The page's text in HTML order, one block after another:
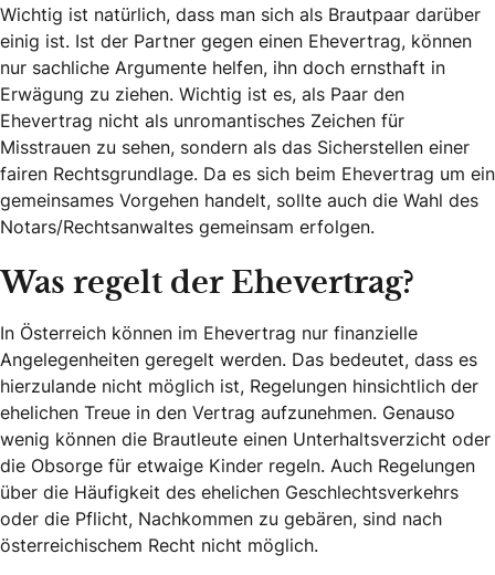
Wichtig ist natürlich, dass man sich als Brautpaar darüber
einig ist. Ist der Partner gegen einen Ehevertrag, können
nur sachliche Argumente helfen, ihn doch ernsthaft in
Erwägung zu ziehen. Wichtig ist es, als Paar den
Ehevertrag nicht als unromantisches Zeichen für
Misstrauen zu sehen, sondern als das Sicherstellen einer
fairen Rechtsgrundlage. Da es sich beim Ehevertrag um ein
gemeinsames Vorgehen handelt, sollte auch die Wahl des
Notars/Rechtsanwaltes gemeinsam erfolgen.
Was regelt der Ehevertrag?
In Österreich können im Ehevertrag nur finanzielle
Angelegenheiten geregelt werden. Das bedeutet, dass es
hierzulande nicht möglich ist, Regelungen hinsichtlich der
ehelichen Treue in den Vertrag aufzunehmen. Genauso
wenig können die Brautleute einen Unterhaltsverzicht oder
die Obsorge für etwaige Kinder regeln. Auch Regelungen
über die Häufigkeit des ehelichen Geschlechtsverkehrs
oder die Pflicht, Nachkommen zu gebären, sind nach
österreichischem Recht nicht möglich.